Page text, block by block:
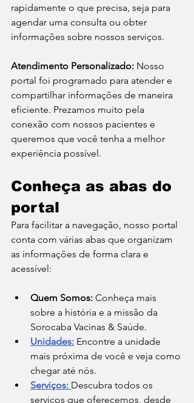
rapidamente o que precisa, seja para
agendar uma consulta ou obter
informações sobre nossos serviços.
Atendimento Personalizado: Nosso
portal foi programado para atender e
compartilhar informações de maneira
eficiente. Prezamos muito pela
conexão com nossos pacientes e
queremos que você tenha a melhor
experiência possível.
Conheça as abas do
portal
Para facilitar a navegação, nosso portal
conta com várias abas que organizam
as informações de forma clara e
acessível:
Quem Somos: Conheça mais
sobre a história e a missão da
Sorocaba Vacinas & Saúde.
Unidades: Encontre a unidade
mais próxima de você e veja como
chegar até nós.
Serviços: Descubra todos os
serviços que oferecemos, desde